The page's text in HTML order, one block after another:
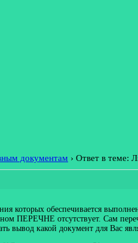
документам › Ответ в теме:
которых обеспечивается
ПЕРЕЧНЕ отсутствует. Сам
какой документ для Вас